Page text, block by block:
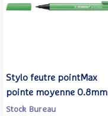
Stylo feutre pointMax
pointe moyenne 0.8mm
vert - STABILO
Stock Bureau